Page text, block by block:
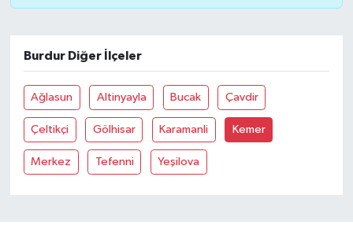
Burdur Diğer İlçeler
Ağlasun Altinyayla Bucak Çavdir
Çeltikçi Gölhisar Karamanli Kemer
Merkez Tefenni Yeşilova